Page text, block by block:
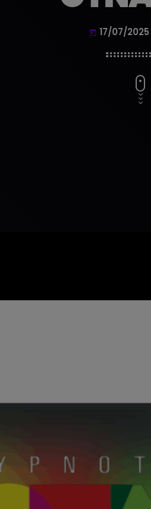
today 17/07/2025